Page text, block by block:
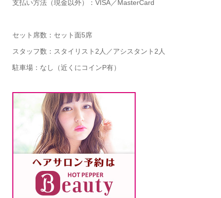
支払い方法（現金以外）：VISA／MasterCard
セット席数：セット面5席
スタッフ数：スタイリスト2人／アシスタント2人
駐車場：なし（近くにコインP有）